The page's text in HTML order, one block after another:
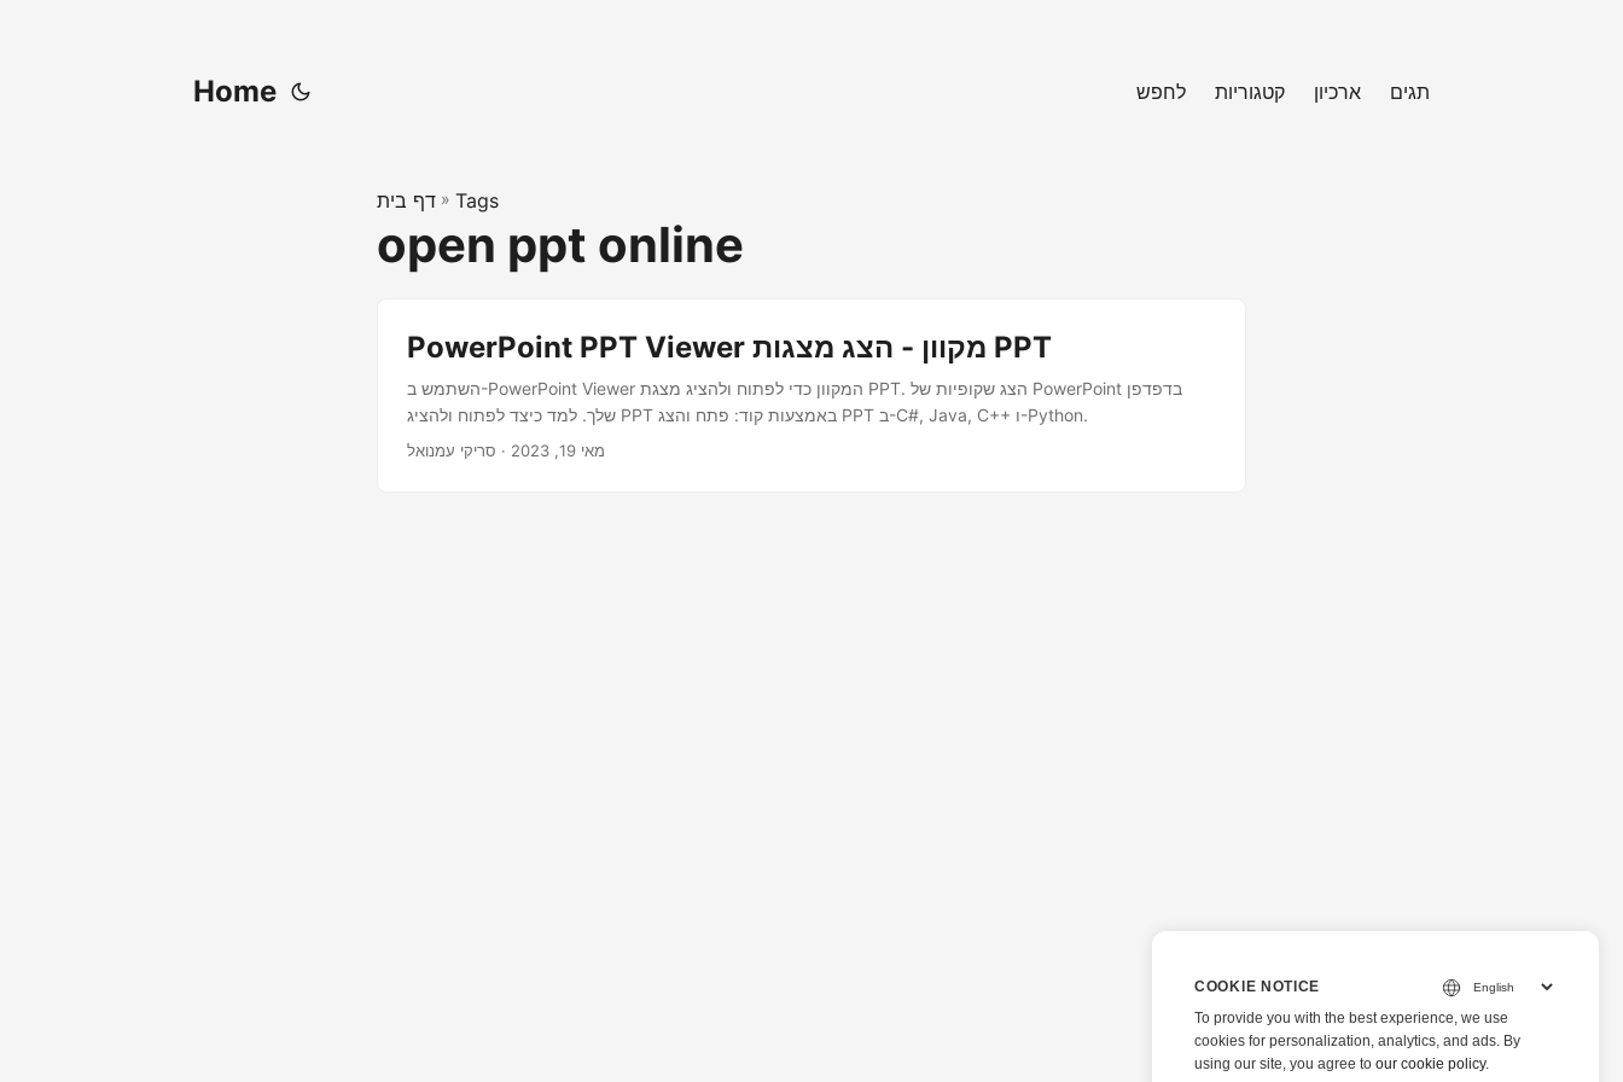
Home לחפש קטגוריות ארכיון תגים
דף בית » Tags
open ppt online
PowerPoint PPT Viewer מקוון - הצג מצגות PPT
השתמש ב-PowerPoint Viewer המקוון כדי לפתוח ולהציג מצגת PPT. הצג שקופיות של PowerPoint בדפדפן
שלך. למד כיצד לפתוח ולהציג PPT באמצעות קוד: פתח והצג PPT ב-C#, Java, C++ ו-Python.
מאי 19, 2023 · סריקי עמנואל
COOKIE NOTICE
To provide you with the best experience, we use
cookies for personalization, analytics, and ads. By
using our site, you agree to our cookie policy.